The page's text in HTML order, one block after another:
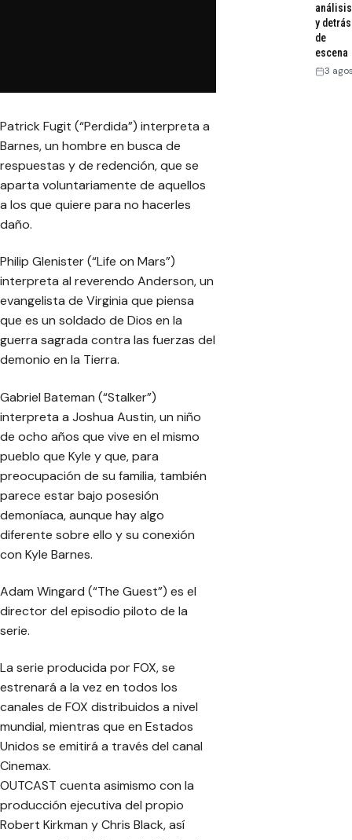
Patrick Fugit (“Perdida”) interpreta a
Barnes, un hombre en busca de
respuestas y de redención, que se
aparta voluntariamente de aquellos
a los que quiere para no hacerles
daño.
Philip Glenister (“Life on Mars”)
interpreta al reverendo Anderson, un
evangelista de Virginia que piensa
que es un soldado de Dios en la
guerra sagrada contra las fuerzas del
demonio en la Tierra.
Gabriel Bateman (“Stalker”)
interpreta a Joshua Austin, un niño
de ocho años que vive en el mismo
pueblo que Kyle y que, para
preocupación de su familia, también
parece estar bajo posesión
demoníaca, aunque hay algo
diferente sobre ello y su conexión
con Kyle Barnes.
Adam Wingard (“The Guest”) es el
director del episodio piloto de la
serie.
La serie producida por FOX, se
estrenará a la vez en todos los
canales de FOX distribuidos a nivel
mundial, mientras que en Estados
Unidos se emitirá a través del canal
Cinemax.
OUTCAST cuenta asimismo con la
producción ejecutiva del propio
Robert Kirkman y Chris Black, así
análisis
y detrás
de
escena
3